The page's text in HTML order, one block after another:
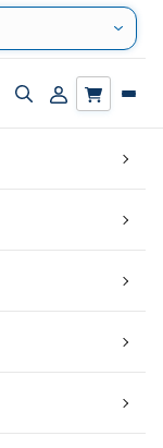
Zapnout/vypnout
Přihlásit/